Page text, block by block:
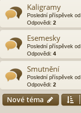
Kaligramy
Poslední příspěvek od
Odpovědi: 2
Esemesky
Poslední příspěvek od
Odpovědi: 4
Smutnění
Poslední příspěvek od
Odpovědi: 2
Nové téma